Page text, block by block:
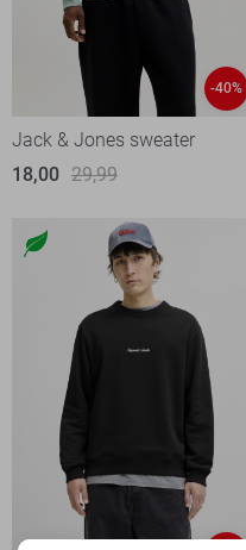
-40%
Jack & Jones sweater
18,00 29,99